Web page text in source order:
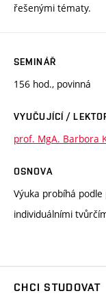
řešenými tématy.
SEMINÁŘ
156 hod., povinná
VYUČUJÍCÍ /
prof. MgA. Barbora
OSNOVA
Výuka probíhá
individuálními
CHCI STUDOVAT